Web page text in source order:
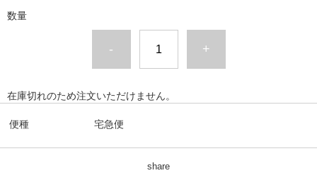
数量
- +
在庫切れのため注文いただけません。
便種 宅急便
share